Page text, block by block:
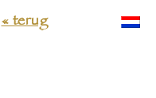
« terug